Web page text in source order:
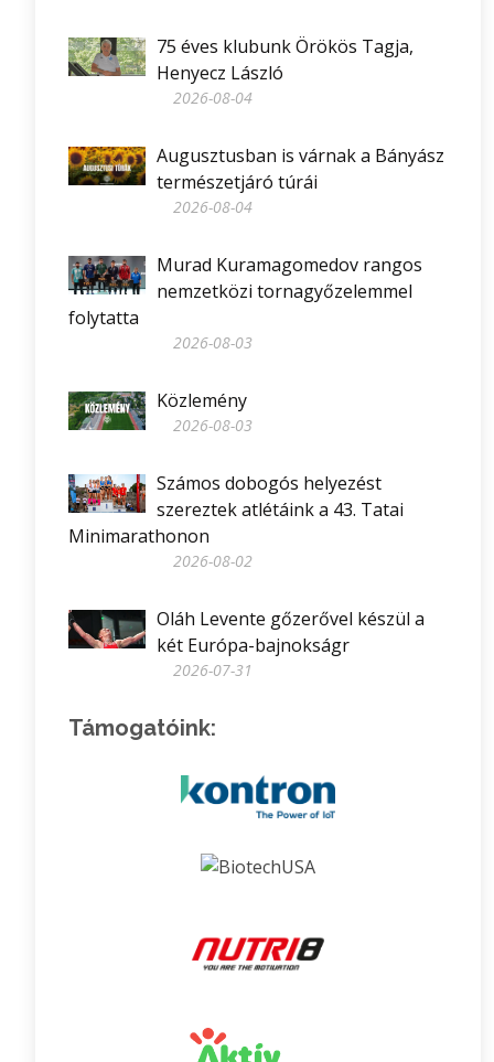
75 éves klubunk Örökös Tagja,
Henyecz László
2026-08-04
Augusztusban is várnak a Bányász
természetjáró túrái
2026-08-04
Murad Kuramagomedov rangos
nemzetközi tornagyőzelemmel
folytatta
2026-08-03
Közlemény
2026-08-03
Számos dobogós helyezést
szereztek atlétáink a 43. Tatai
Minimarathonon
2026-08-02
Oláh Levente gőzerővel készül a
két Európa-bajnokságr
2026-07-31
Támogatóink: